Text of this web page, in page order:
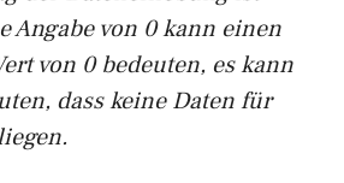
Angabe von 0 kann einen
von 0 bedeuten, es kann
dass keine Daten für